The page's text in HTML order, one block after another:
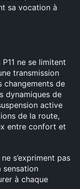
sa vocation à
ne se limitent
transmission
changements de
dynamiques de
active
de la route,
entre confort et
s’expriment pas
sensation
à chaque